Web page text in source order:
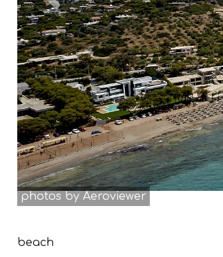
photos by Aeroviewer
beach